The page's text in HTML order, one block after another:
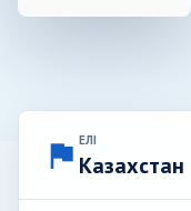
flag ЕЛІ
Казахстан